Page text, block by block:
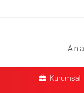
Kurumsal